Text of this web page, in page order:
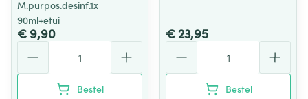
M.purpos.desinf.1x
90ml+etui
€ 9,90
Bestel
€ 23,95
Bestel